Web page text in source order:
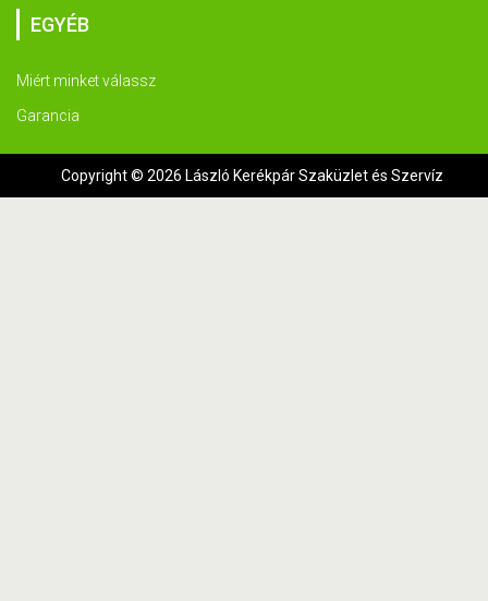
EGYÉB
Miért minket válassz
Garancia
Copyright © 2026 László Kerékpár Szaküzlet és Szervíz